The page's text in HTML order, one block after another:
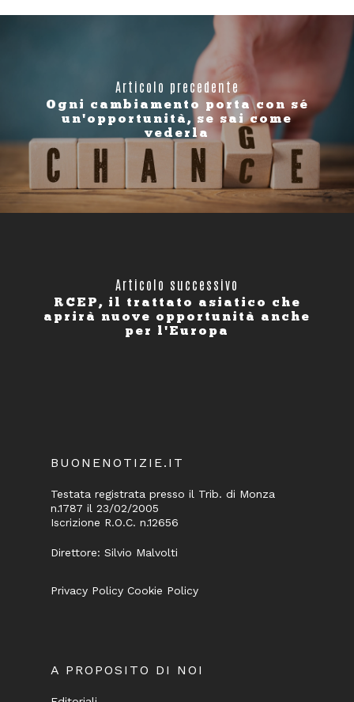
Articolo precedente
Ogni cambiamento porta con sé
un'opportunità, se sai come
vederla
Articolo successivo
RCEP, il trattato asiatico che
aprirà nuove opportunità anche
per l'Europa
BUONENOTIZIE.IT
Testata registrata presso il Trib. di Monza
n.1787 il 23/02/2005
Iscrizione R.O.C. n.12656
Direttore: Silvio Malvolti
Privacy Policy Cookie Policy
A PROPOSITO DI NOI